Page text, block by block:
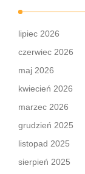
lipiec 2026
czerwiec 2026
maj 2026
kwiecień 2026
marzec 2026
grudzień 2025
listopad 2025
sierpień 2025